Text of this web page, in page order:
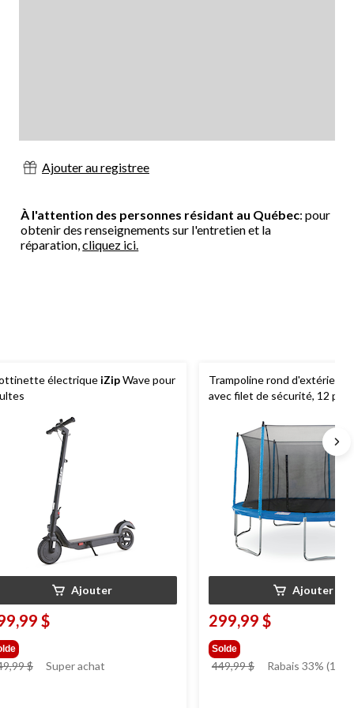
Ajouter au registree
À l'attention des personnes résidant au Québec: pour
obtenir des renseignements sur l'entretien et la
réparation,cliquez ici.
électrique iZipWave pour
Ajouter
$
$
prix
Super achat
Trampoline rond d'extérieur
avec filet de sécurité, 12 pi
Ajouter
299,99 $
Solde
449,99 $
prixRabais 33%